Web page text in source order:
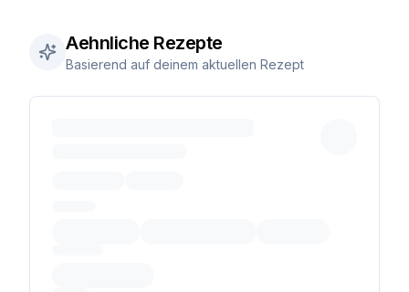
Aehnliche Rezepte
Basierend auf deinem aktuellen Rezept